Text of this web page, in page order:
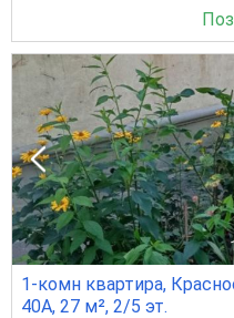
1-комн квартира,
40А, 27 м², 2/5 эт.